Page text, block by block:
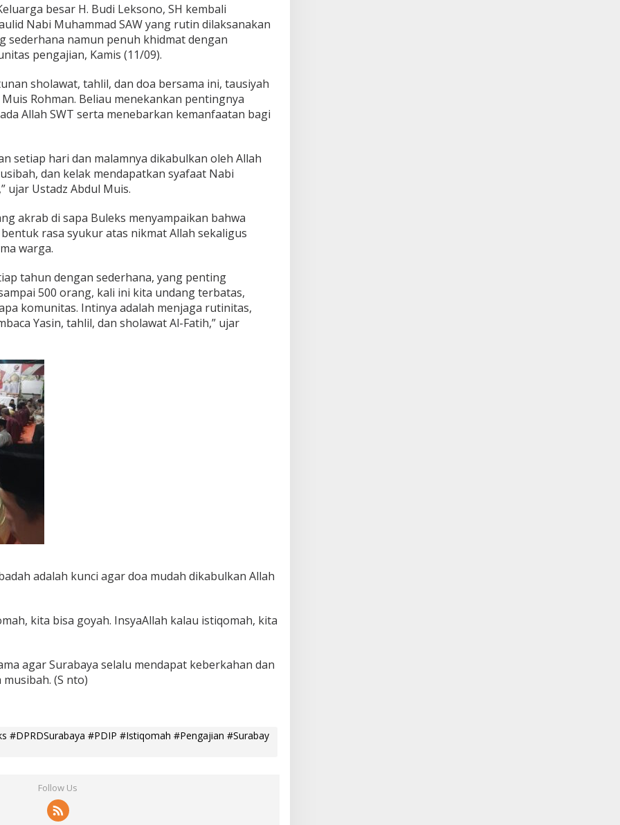
besar H. Budi Leksono, SH kembali
Nabi Muhammad SAW yang rutin dilaksanakan
sederhana namun penuh khidmat dengan
pengajian, Kamis (11/09).
sholawat, tahlil, dan doa bersama ini, tausiyah
Rohman. Beliau menekankan pentingnya
Allah SWT serta menebarkan kemanfaatan bagi
setiap hari dan malamnya dikabulkan oleh Allah
dan kelak mendapatkan syafaat Nabi
ujar Ustadz Abdul Muis.
akrab di sapa Buleks menyampaikan bahwa
rasa syukur atas nikmat Allah sekaligus
warga.
tahun dengan sederhana, yang penting
500 orang, kali ini kita undang terbatas,
komunitas. Intinya adalah menjaga rutinitas,
Yasin, tahlil, dan sholawat Al-Fatih,” ujar
adalah kunci agar doa mudah dikabulkan Allah
kita bisa goyah. InsyaAllah kalau istiqomah, kita
agar Surabaya selalu mendapat keberkahan dan
(S nto)
#DPRDSurabaya #PDIP #Istiqomah #Pengajian #Surabay
Follow Us